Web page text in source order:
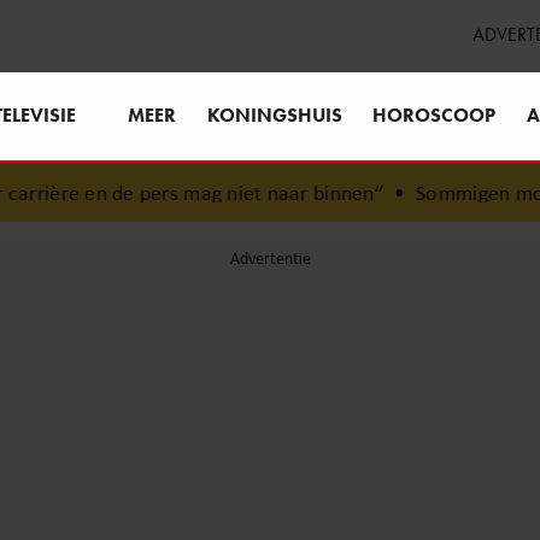
MEER KONINGSHUIS HOROSCOOP
mag niet naar binnen”• Sommigen mogen zelfs mee